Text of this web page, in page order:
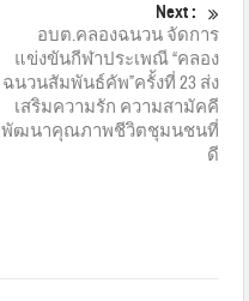
Next :
อบต.คลองฉนวน จัดการ
แข่งขันกีฬาประเพณี “คลอง
ฉนวนสัมพันธ์คัพ”ครั้งที่ 23 ส่ง
เสริมความรัก ความสามัคคี
พัฒนาคุณภาพชีวิตชุมนชนที่
ดี